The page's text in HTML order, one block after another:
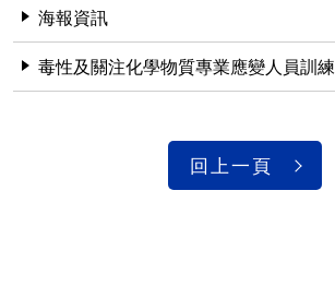
海報資訊
毒性及關注化學物質專業應變人員訓練
回上一頁